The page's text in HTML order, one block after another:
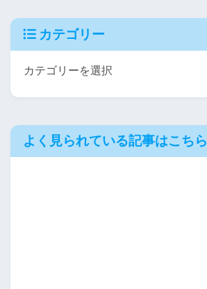
カテゴリー
よく見られている記事はこちら